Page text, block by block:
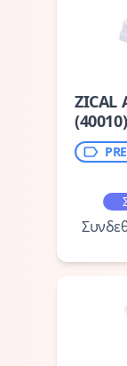
ZICAL
(40010)